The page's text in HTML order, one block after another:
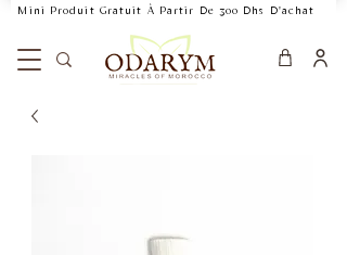
Mini Produit Gratuit À Partir De 300 Dhs D'achat